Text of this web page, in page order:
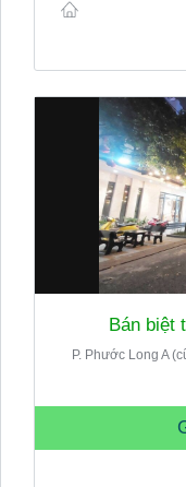
Bán biệt
P. Phước Long A